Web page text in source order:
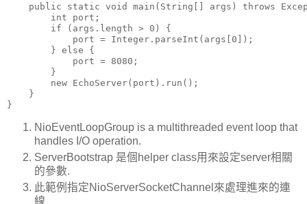
public static void main(String[] args) throws
        int port;
        if (args.length > 0) {
            port = Integer.parseInt(args[0]);
        } else {
            port = 8080;
        }
        new EchoServer(port).run();
    }
NioEventLoopGroup is a multithreaded event loop that
handles I/O operation.
ServerBootstrap 是個helper class用來設定server相關
的參數.
此範例指定NioServerSocketChannel來處理進來的連
線